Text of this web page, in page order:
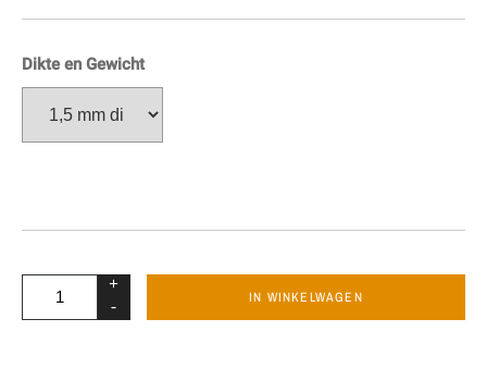
Dikte en Gewicht
+
-
IN WINKELWAGEN